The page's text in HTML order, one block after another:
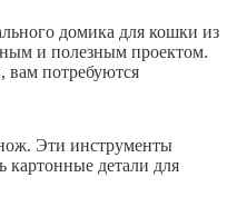
домика для кошки из
и полезным проектом.
вам потребуются
Эти инструменты
картонные детали для